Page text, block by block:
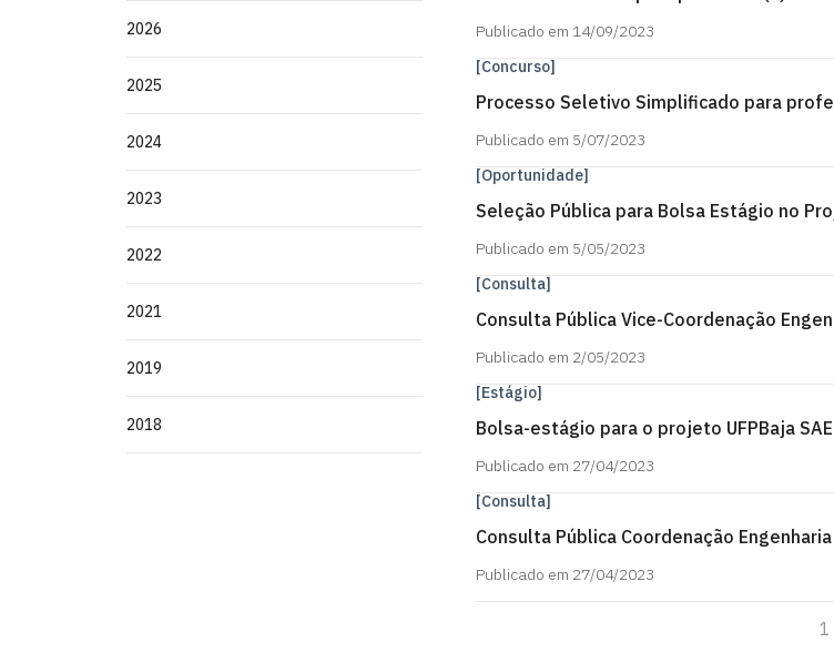
2026
2025
2024
2023
2022
2021
2019
2018
Publicado em 14/09/2023
[Concurso]
Processo Seletivo Simplificado para
Publicado em 5/07/2023
[Oportunidade]
Seleção Pública para Bolsa Estágio no
Publicado em 5/05/2023
[Consulta]
Consulta Pública Vice-Coordenação
Publicado em 2/05/2023
[Estágio]
Bolsa-estágio para o projeto UFPBaja
Publicado em 27/04/2023
[Consulta]
Consulta Pública Coordenação
Publicado em 27/04/2023
1